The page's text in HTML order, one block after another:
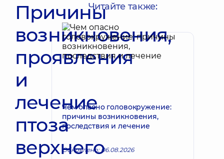
Причины
возникновения,
проявления
и
лечение
птоза
верхнего
Читайте также:
Чем опасно головокружение:
причины возникновения,
последствия и лечение
Обновлено: 06.08.2026